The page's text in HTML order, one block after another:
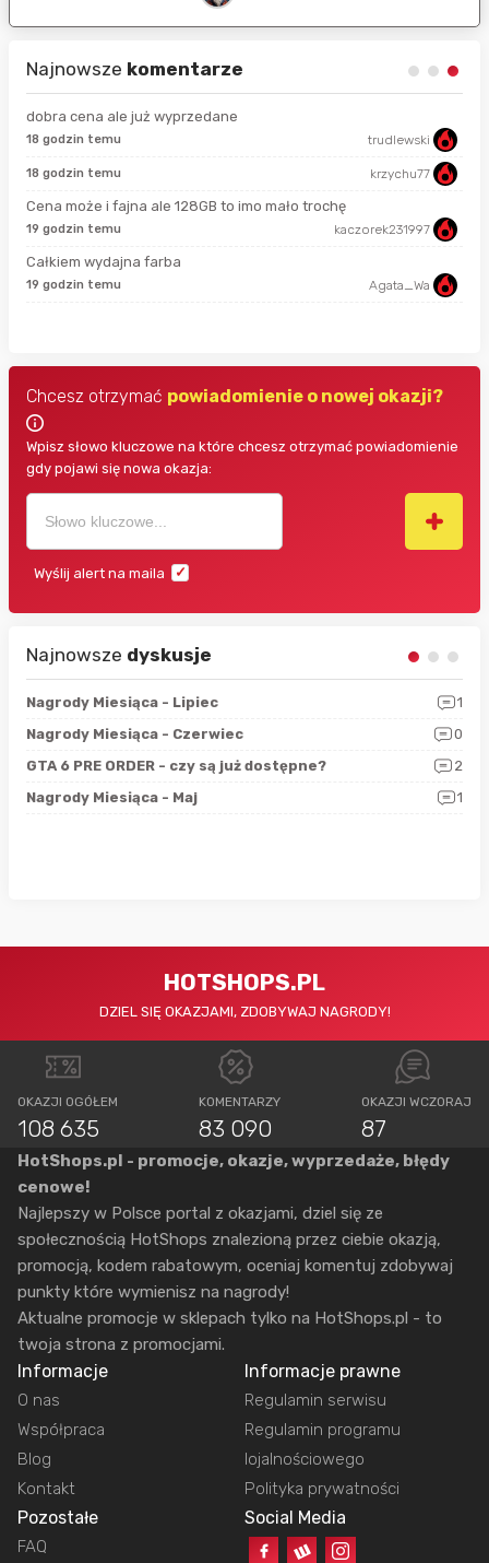
Najnowsze komentarze
dobra cena ale już wyprzedane
18 godzin temu trudlewski
18 godzin temu krzychu77
Cena może i fajna ale 128GB to imo mało trochę
19 godzin temu kaczorek231997
Całkiem wydajna farba
19 godzin temu Agata_Wa
Chcesz otrzymać powiadomienie o nowej okazji?
Wpisz słowo kluczowe na które chcesz otrzymać powiadomienie
gdy pojawi się nowa okazja:
Wyślij alert na maila
Najnowsze dyskusje
Nagrody Miesiąca - Lipiec
1
Nagrody Miesiąca - Czerwiec
0
GTA 6 PRE ORDER - czy są już dostępne?
2
Nagrody Miesiąca - Maj
1
HOTSHOPS.PL
DZIEL SIĘ OKAZJAMI, ZDOBYWAJ NAGRODY!
OKAZJI OGÓŁEM
108 635
KOMENTARZY
83 090
OKAZJI WCZORAJ
87
HotShops.pl - promocje, okazje, wyprzedaże, błędy
cenowe!
Najlepszy w Polsce portal z okazjami, dziel się ze
społecznością HotShops znalezioną przez ciebie okazją,
promocją, kodem rabatowym, oceniaj komentuj zdobywaj
punkty które wymienisz na nagrody!
Aktualne promocje w sklepach tylko na HotShops.pl - to
twoja strona z promocjami.
Informacje
O nas
Współpraca
Blog
Kontakt
Informacje prawne
Regulamin serwisu
Regulamin programu
lojalnościowego
Polityka prywatności
Pozostałe
FAQ
Social Media